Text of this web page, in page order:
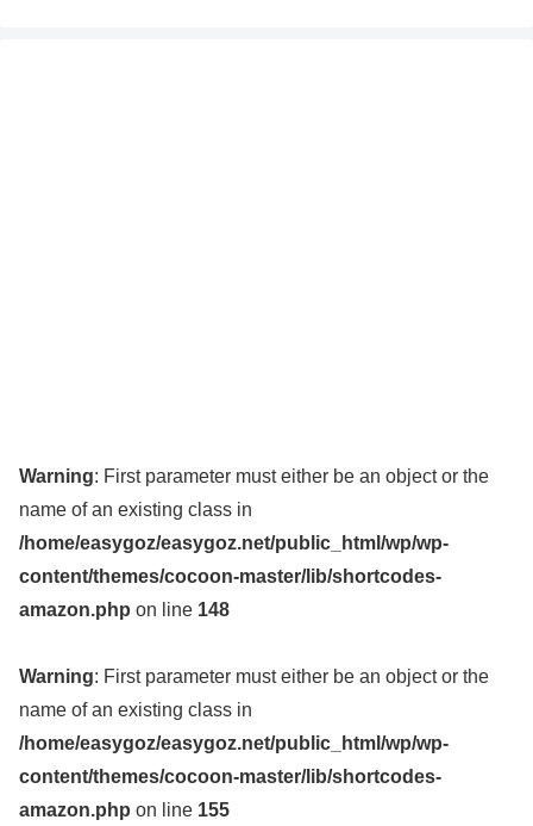
Warning: First parameter must either be an object or the
name of an existing class in
/home/easygoz/easygoz.net/public_html/wp/wp-
content/themes/cocoon-master/lib/shortcodes-
amazon.php on line 148
Warning: First parameter must either be an object or the
name of an existing class in
/home/easygoz/easygoz.net/public_html/wp/wp-
content/themes/cocoon-master/lib/shortcodes-
amazon.php on line 155